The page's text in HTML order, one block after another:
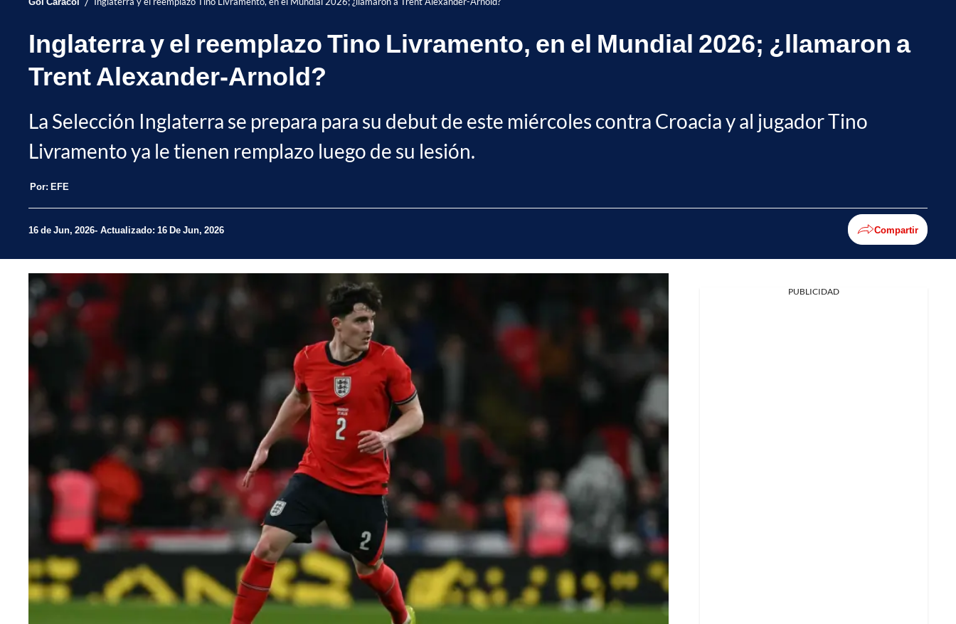
Inglaterra y el reemplazo Tino Livramento, en el Mundial 2026; ¿llamaron a
Trent Alexander-Arnold?
La Selección Inglaterra se prepara para su debut de este miércoles contra Croacia y al jugador Tino
Livramento ya le tienen remplazo luego de su lesión.
Por: EFE
16 de Jun, 2026 Actualizado: 16 De Jun, 2026 Compartir
PUBLICIDAD